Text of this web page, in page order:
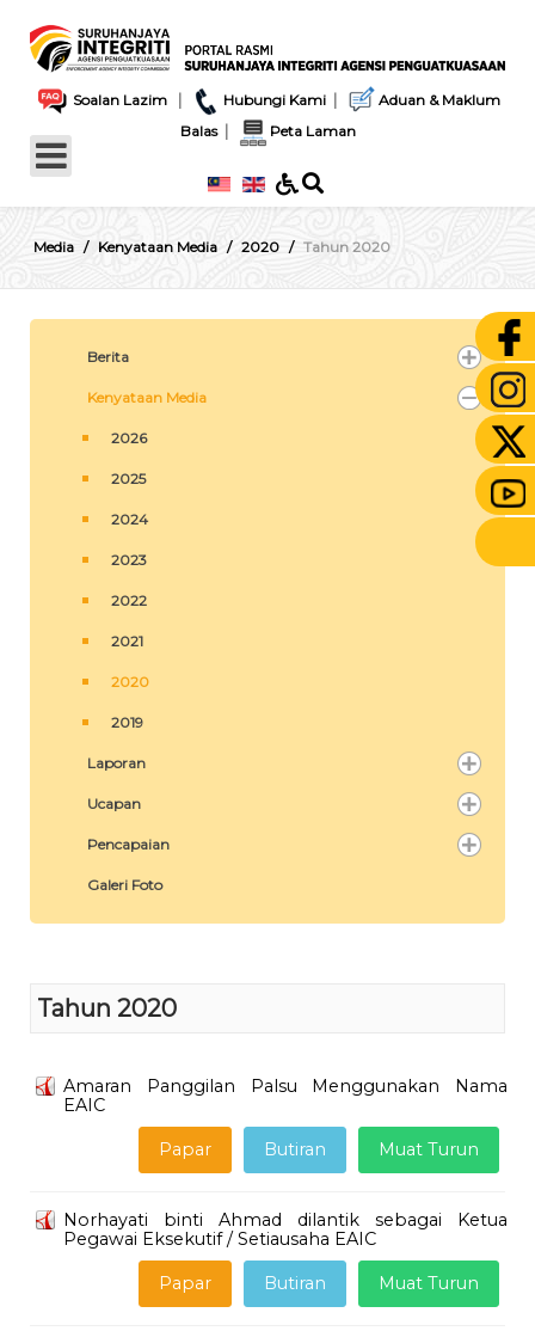
Soalan Lazim | Hubungi Kami |
Aduan & Maklum
Balas| Peta Laman
Media Kenyataan Media 2020 Tahun 2020
Berita
Kenyataan Media
2026
2025
2024
2023
2022
2021
2020
2019
Laporan
Ucapan
Pencapaian
Galeri Foto
Tahun 2020
Amaran Panggilan Palsu Menggunakan Nama
EAIC
Muat Turun
Butiran
Papar
Norhayati binti Ahmad dilantik sebagai Ketua
Pegawai Eksekutif / Setiausaha EAIC
Muat Turun
Butiran
Papar